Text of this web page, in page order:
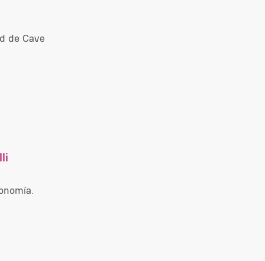
de Cave